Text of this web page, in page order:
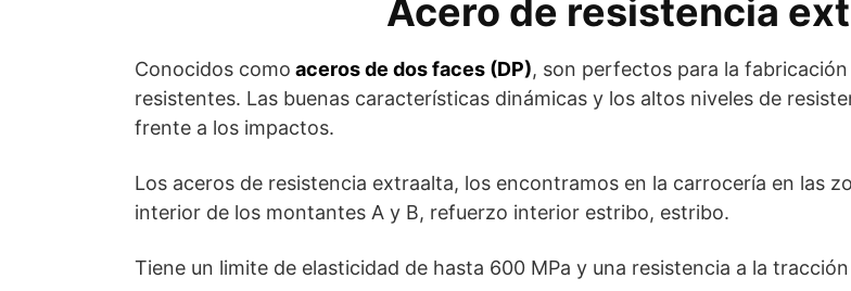
Acero de resistencia
Conocidos como aceros de dos faces (DP), son perfectos para la
resistentes. Las buenas características dinámicas y los altos niveles de
frente a los impactos.
Los aceros de resistencia extraalta, los encontramos en la carrocería en las
interior de los montantes A y B, refuerzo interior estribo, estribo.
Tiene un limite de elasticidad de hasta 600 MPa y una resistencia a la